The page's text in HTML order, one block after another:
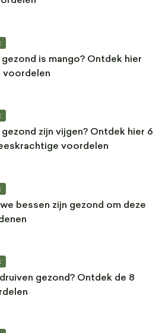
gezond is mango? Ontdek hier
voordelen
gezond zijn vijgen? Ontdek hier 6
voordelen
bessen zijn gezond om deze
gezond? Ontdek de 8